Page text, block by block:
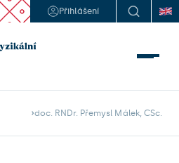
Přihlášení
doc. RNDr. Přemysl Málek, CSc.